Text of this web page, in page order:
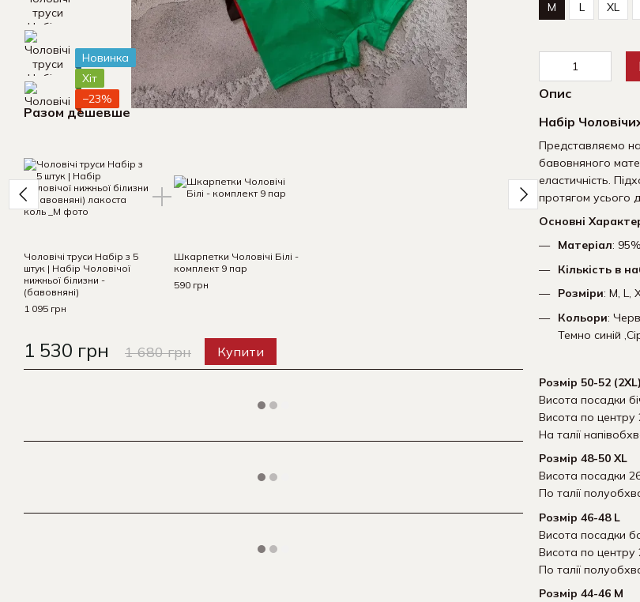
Новинка
Хіт
−23%
Разом дешевше
Чоловічі труси Набір з 5
штук | Набір Чоловічої
нижньої білизни -
(бавовняні)
1 095 грн
Шкарпетки Чоловічі Білі -
комплект 9 пар
590 грн
1 530 грн 1 680 грн Купити
штук | Набір Чоловічої
(бавовняні)
M L XL
Опис
Набір
Представляємо
бавовняного
еластичність.
протягом усього
Основні
Матеріал:
Кількість в
Розміри: M, L,
Кольори:
Темно синій
Розмір 50-52 (2XL)
Висота посадки
Висота по центру
На талії
Розмір 48-50 XL
Висота посадки
По талії
Розмір 46-48 L
Висота посадки
Висота по центру
По талії
Розмір 44-46 М